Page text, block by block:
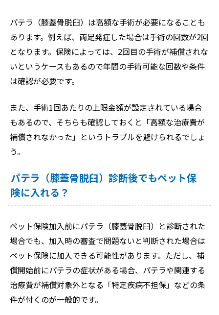
パテラ（膝蓋骨脱臼）は高額な手術が必要になることも
あります。例えば、両足発症した場合は手術の回数が2回
となります。保険によっては、2回目の手術が補償されな
いというケースもあるので年間の手術可能な回数や条件
は確認が必要です。
また、手術1回あたりの上限金額が設定されている場合
もあるので、そちらも確認しておくと「高額な治療費が
補償されなかった」というトラブルを避けられるでしょ
う。
パテラ（膝蓋骨脱臼）診断後でもペット保
険に入れる？
ペット保険加入前にパテラ（膝蓋骨脱臼）と診断された
場合でも、加入時の審査で問題ないと判断された場合は
ペット保険に加入できる可能性があります。ただし、補
償開始前にパテラの症状がある場合、パテラや関連する
治療費が補償対象外となる「特定疾病不担保」などの条
件が付くのが一般的です。